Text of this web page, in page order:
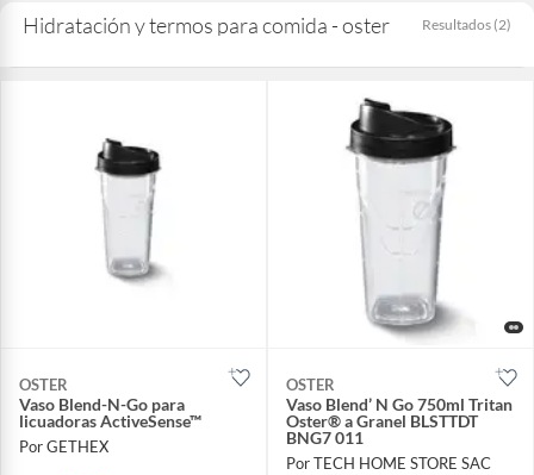
Hidratación y termos para comida - oster Resultados (2)
OSTER
Vaso Blend-N-Go para
licuadoras ActiveSense™
Por GETHEX
OSTER
Vaso Blend’ N Go 750ml Tritan
Oster® a Granel BLSTTDT
BNG7 011
Por TECH HOME STORE SAC